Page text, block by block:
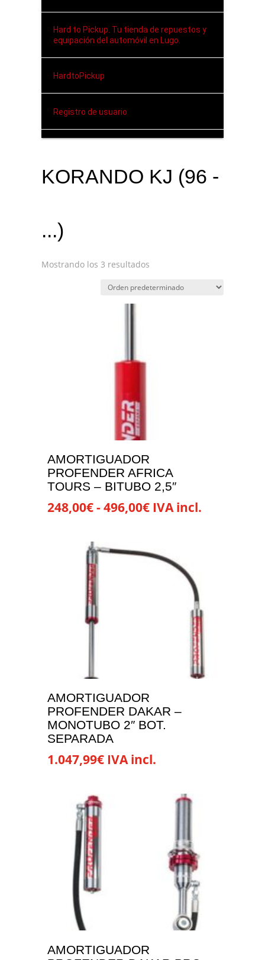
Hard to Pickup. Tu tienda de repuestos y
equipación del automóvil en Lugo.
HardtoPickup
Registro de usuario
KORANDO KJ (96 -
...)
Mostrando los 3 resultados
AMORTIGUADOR
PROFENDER AFRICA
TOURS – BITUBO 2,5″
248,00€-496,00€Rango
desde
248,00€
496,00€
IVA incl.
la
página
de
producto
AMORTIGUADOR
PROFENDER DAKAR –
MONOTUBO 2″ BOT.
SEPARADA
1.047,99€ IVA incl.
múltiples
variantes.
opciones
pueden
AMORTIGUADOR